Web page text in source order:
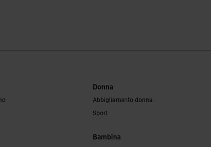
Donna
Abbigliamento donna
Sport
Bambina